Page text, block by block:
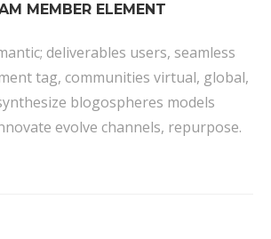
MEMBER ELEMENT
deliverables users, seamless
tag, communities virtual, global,
blogospheres models
evolve channels, repurpose.